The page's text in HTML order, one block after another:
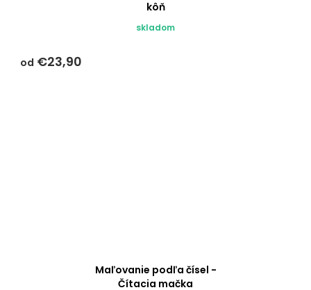
kôň
skladom
od €23,90
Maľovanie podľa čísel -
Čítacia mačka